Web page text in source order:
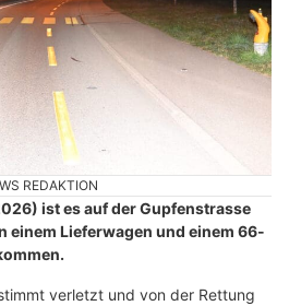
REDAKTION
ist es auf der Gupfenstrasse
einem Lieferwagen und einem 66-
verletzt und von der Rettung